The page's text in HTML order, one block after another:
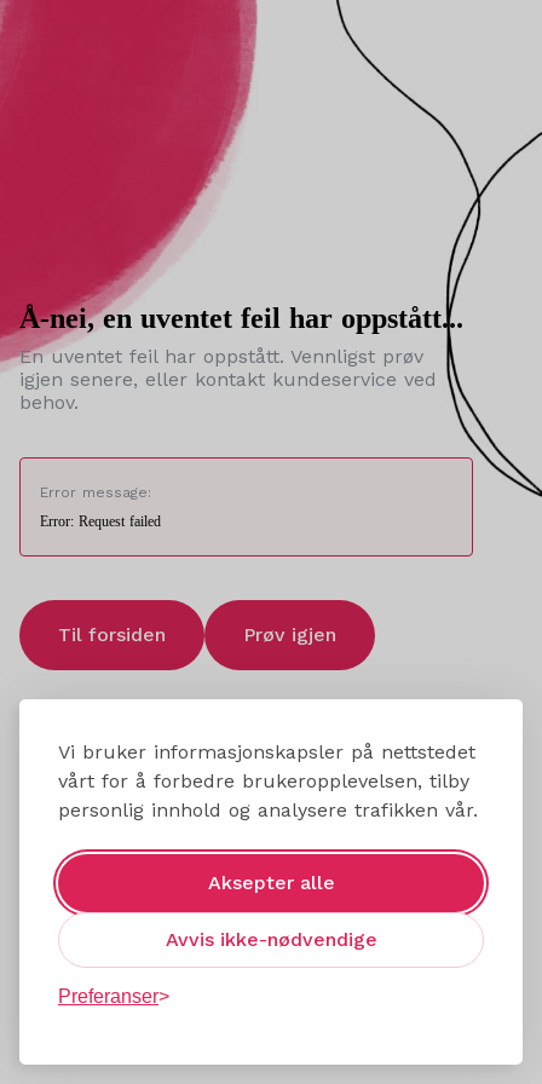
Vi bruker informasjonskapsler på nettstedet
vårt for å forbedre brukeropplevelsen, tilby
personlig innhold og analysere trafikken vår.
Aksepter alle
Avvis ikke-nødvendige
Preferanser
Å-nei, en uventet feil har oppstått...
En uventet feil har oppstått. Vennligst prøv
igjen senere, eller kontakt kundeservice ved
behov.
Error message:
Error: Request failed
Til forsiden Prøv igjen